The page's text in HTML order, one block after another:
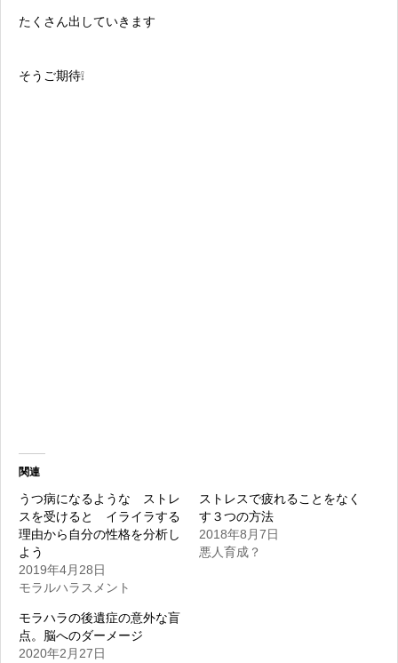
たくさん出していきます
そうご期待❕
関連
うつ病になるような ストレ
スを受けると イライラする
理由から自分の性格を分析し
よう
2019年4月28日
モラルハラスメント
ストレスで疲れることをなく
す３つの方法
2018年8月7日
悪人育成？
モラハラの後遺症の意外な盲
点。脳へのダーメージ
2020年2月27日